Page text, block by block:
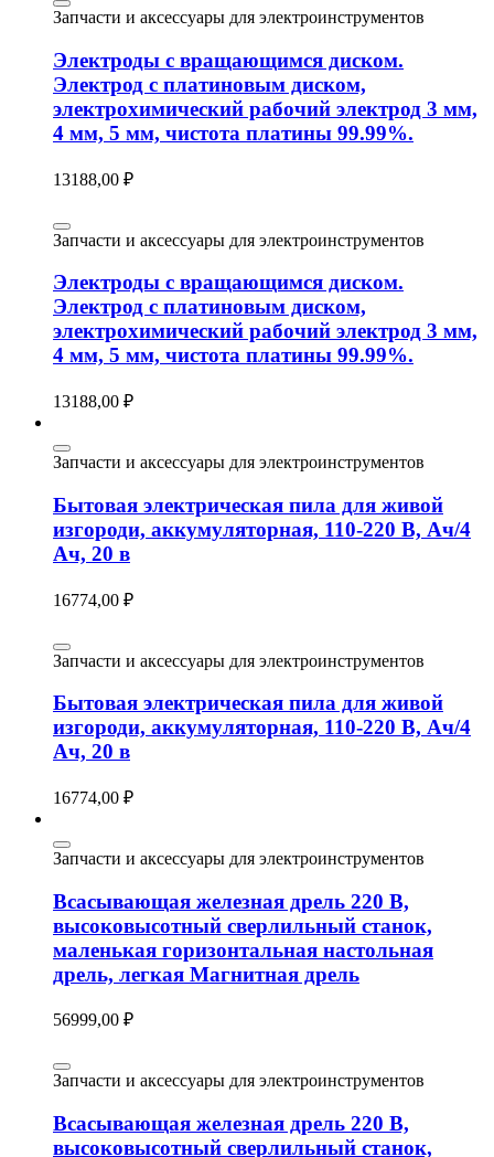
Запчасти и аксессуары для электроинструментов
Электроды с вращающимся диском.
Электрод с платиновым диском,
электрохимический рабочий электрод 3 мм,
4 мм, 5 мм, чистота платины 99.99%.
13188,00 ₽
Запчасти и аксессуары для электроинструментов
Электроды с вращающимся диском.
Электрод с платиновым диском,
электрохимический рабочий электрод 3 мм,
4 мм, 5 мм, чистота платины 99.99%.
13188,00 ₽
Запчасти и аксессуары для электроинструментов
Бытовая электрическая пила для живой
изгороди, аккумуляторная, 110-220 В, Ач/4
Ач, 20 в
16774,00 ₽
Запчасти и аксессуары для электроинструментов
Бытовая электрическая пила для живой
изгороди, аккумуляторная, 110-220 В, Ач/4
Ач, 20 в
16774,00 ₽
Запчасти и аксессуары для электроинструментов
Всасывающая железная дрель 220 В,
высоковысотный сверлильный станок,
маленькая горизонтальная настольная
дрель, легкая Магнитная дрель
56999,00 ₽
Запчасти и аксессуары для электроинструментов
Всасывающая железная дрель 220 В,
высоковысотный сверлильный станок,